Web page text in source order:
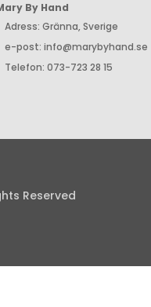
By Hand
Adress: Gränna, Sverige
e-post: info@marybyhand.se
Telefon: 073-723 28 15
Reserved